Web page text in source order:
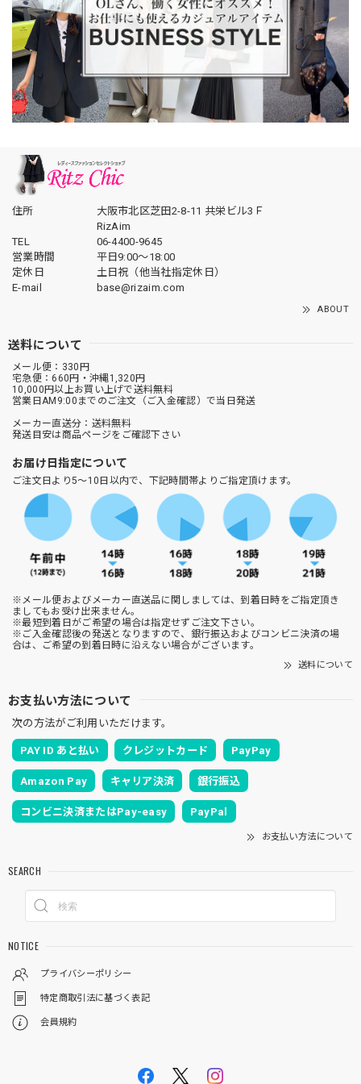
住所
大阪市北区芝田2-8-11 共栄ビル3Ｆ
RizAim
TEL
06-4400-9645
営業時間
平日9:00～18:00
定休日
土日祝（他当社指定休日）
E-mail
base@rizaim.com
ABOUT
送料について
メール便：330円
宅急便：660円・沖縄1,320円
10,000円以上お買い上げで送料無料
営業日AM9:00までのご注文（ご入金確認）で当日発送
メーカー直送分：送料無料
発送目安は商品ページをご確認下さい
お届け日指定について
ご注文日より5～10日以内で、下記時間帯よりご指定頂けます。
※メール便およびメーカー直送品に関しましては、到着日時をご指定頂き
ましてもお受け出来ません。
※最短到着日がご希望の場合は指定せずご注文下さい。
※ご入金確認後の発送となりますので、銀行振込およびコンビニ決済の場
合は、ご希望の到着日時に沿えない場合がございます。
送料について
お支払い方法について
次の方法がご利用いただけます。
PAY ID あと払い クレジットカード PayPay
Amazon Pay キャリア決済 銀行振込
コンビニ決済またはPay-easy PayPal
お支払い方法について
SEARCH
NOTICE
プライバシーポリシー
特定商取引法に基づく表記
会員規約